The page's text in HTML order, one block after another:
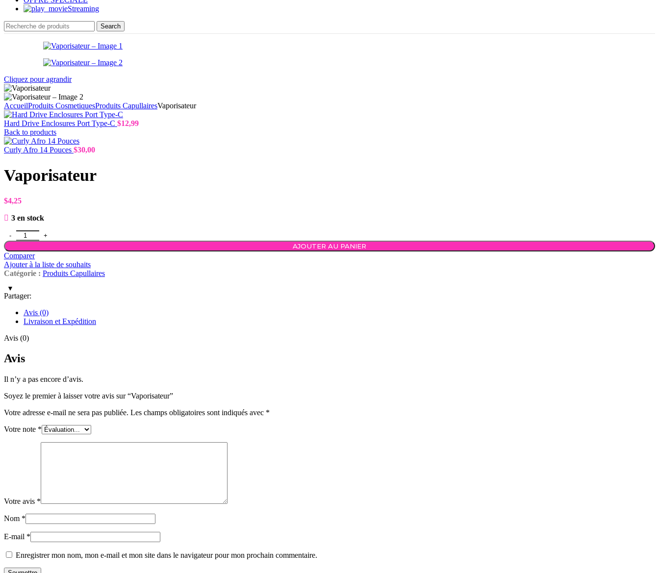
Streaming
Search
Cliquez pour agrandir
AccueilProduits CosmetiquesProduits CapullairesVaporisateur
Hard Drive Enclosures Port Type-C $12,99
Back to products
Curly Afro 14 Pouces $30,00
Vaporisateur
$4,25
3 en stock
quantité de Vaporisateur
AJOUTER AU PANIER
Comparer
Ajouter à la liste de souhaits
Catégorie : Produits Capullaires
Partager:
Avis (0)
Livraison et Expédition
Avis (0)
Avis
Il n’y a pas encore d’avis.
Soyez le premier à laisser votre avis sur “Vaporisateur”
Votre adresse e-mail ne sera pas publiée. Les champs obligatoires sont indiqués avec *
Votre note *
Votre avis *
Nom *
E-mail *
Enregistrer mon nom, mon e-mail et mon site dans le navigateur pour mon prochain commentaire.